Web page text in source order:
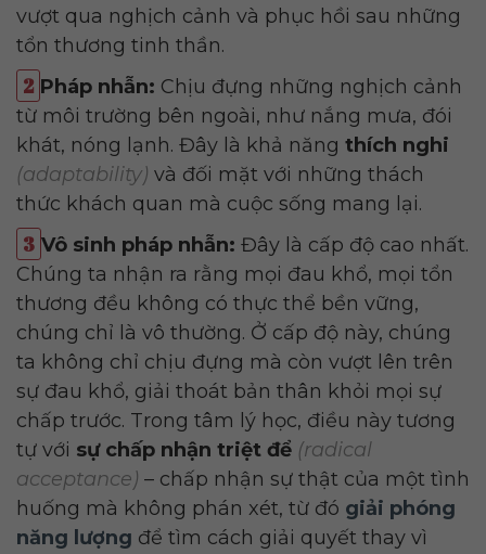
vượt qua nghịch cảnh và phục hồi sau những
tổn thương tinh thần.
Pháp nhẫn: Chịu đựng những nghịch cảnh
từ môi trường bên ngoài, như nắng mưa, đói
khát, nóng lạnh. Đây là khả năng thích nghi
(adaptability) và đối mặt với những thách
thức khách quan mà cuộc sống mang lại.
Vô sinh pháp nhẫn: Đây là cấp độ cao nhất.
Chúng ta nhận ra rằng mọi đau khổ, mọi tổn
thương đều không có thực thể bền vững,
chúng chỉ là vô thường. Ở cấp độ này, chúng
ta không chỉ chịu đựng mà còn vượt lên trên
sự đau khổ, giải thoát bản thân khỏi mọi sự
chấp trước. Trong tâm lý học, điều này tương
tự với sự chấp nhận triệt để (radical
acceptance) – chấp nhận sự thật của một tình
huống mà không phán xét, từ đó giải phóng
năng lượng để tìm cách giải quyết thay vì